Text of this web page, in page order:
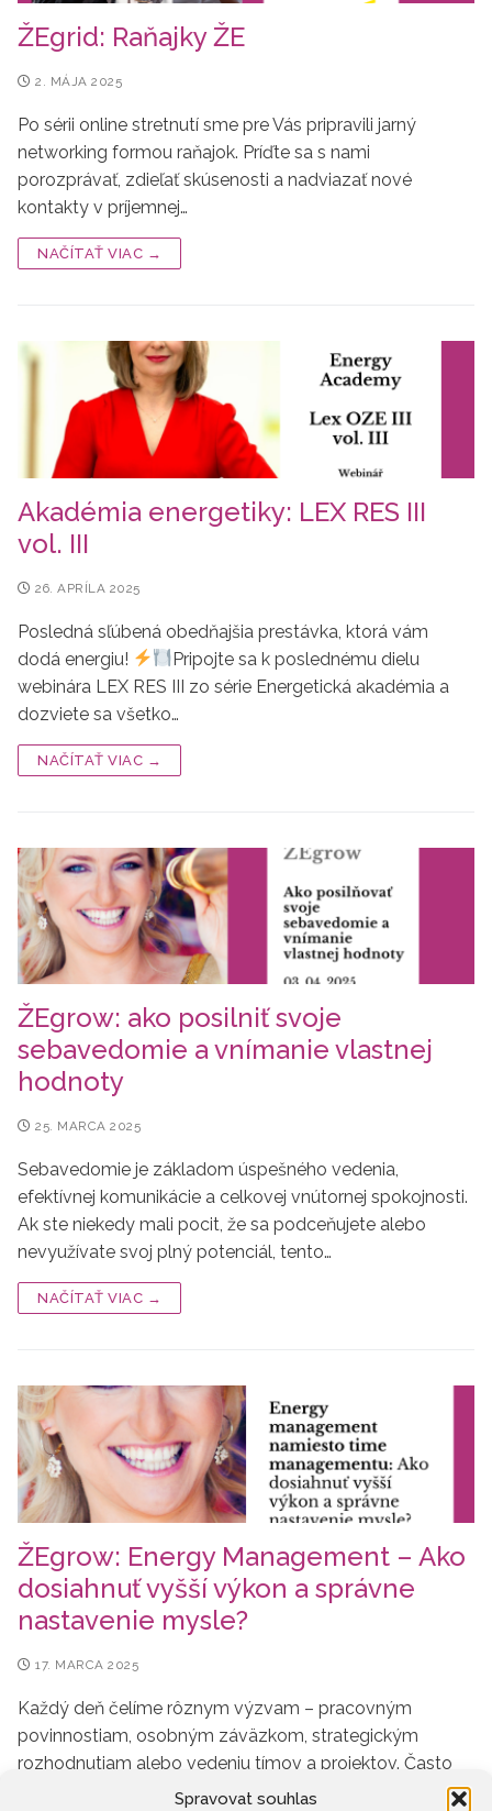
Spravovat souhlas
ŽEgrid: Raňajky ŽE
2. MÁJA 2025
Po sérii online stretnutí sme pre Vás pripravili jarný
networking formou raňajok. Príďte sa s nami
porozprávať, zdieľať skúsenosti a nadviazať nové
kontakty v príjemnej…
NAČÍTAŤ VIAC →
Akadémia energetiky: LEX RES III
vol. III
26. APRÍLA 2025
Posledná sľúbená obedňajšia prestávka, ktorá vám
dodá energiu!
Pripojte sa k poslednému dielu
webinára LEX RES III zo série Energetická akadémia a
dozviete sa všetko…
NAČÍTAŤ VIAC →
ŽEgrow: ako posilniť svoje
sebavedomie a vnímanie vlastnej
hodnoty
25. MARCA 2025
Sebavedomie je základom úspešného vedenia,
efektívnej komunikácie a celkovej vnútornej spokojnosti.
Ak ste niekedy mali pocit, že sa podceňujete alebo
nevyužívate svoj plný potenciál, tento…
NAČÍTAŤ VIAC →
ŽEgrow: Energy Management – Ako
dosiahnuť vyšší výkon a správne
nastavenie mysle?
17. MARCA 2025
Každý deň čelíme rôznym výzvam – pracovným
povinnostiam, osobným záväzkom, strategickým
rozhodnutiam alebo vedeniu tímov a projektov. Často
sa snažíme lepšie organizovať svoj čas, ale…